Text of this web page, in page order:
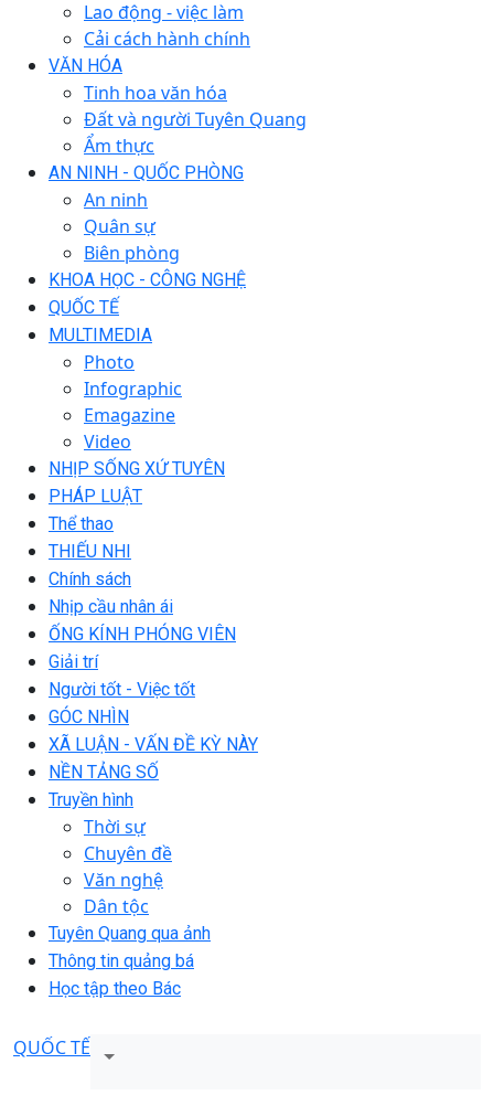
Lao động - việc làm
Cải cách hành chính
VĂN HÓA
Tinh hoa văn hóa
Đất và người Tuyên Quang
Ẩm thực
AN NINH - QUỐC PHÒNG
An ninh
Quân sự
Biên phòng
KHOA HỌC - CÔNG NGHỆ
QUỐC TẾ
MULTIMEDIA
Photo
Infographic
Emagazine
Video
NHỊP SỐNG XỨ TUYÊN
PHÁP LUẬT
Thể thao
THIẾU NHI
Chính sách
Nhịp cầu nhân ái
ỐNG KÍNH PHÓNG VIÊN
Giải trí
Người tốt - Việc tốt
GÓC NHÌN
XÃ LUẬN - VẤN ĐỀ KỲ NÀY
NỀN TẢNG SỐ
Truyền hình
Thời sự
Chuyên đề
Văn nghệ
Dân tộc
Tuyên Quang qua ảnh
Thông tin quảng bá
Học tập theo Bác
QUỐC TẾ